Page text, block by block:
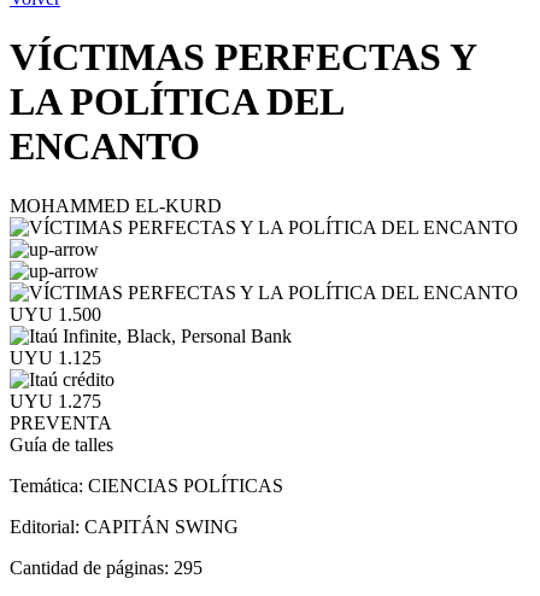
VÍCTIMAS PERFECTAS Y
LA POLÍTICA DEL
ENCANTO
MOHAMMED EL-KURD
UYU 1.500
UYU 1.125
UYU 1.275
PREVENTA
Guía de talles
Temática: CIENCIAS POLÍTICAS
Editorial: CAPITÁN SWING
Cantidad de páginas: 295